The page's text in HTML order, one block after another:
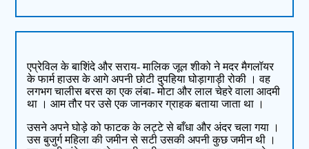
एप्रेविल के बाशिंदे और सराय- मालिक जूल शीको ने मदर मैगलॉयर
के फार्म हाउस के आगे अपनी छोटी दुपहिया घोड़ागाड़ी रोकी । वह
लगभग चालीस बरस का एक लंबा- मोटा और लाल चेहरे वाला आदमी
था । आम तौर पर उसे एक जानकार ग्राहक बताया जाता था ।
उसने अपने घोड़े को फाटक के लट्टे से बाँधा और अंदर चला गया ।
उस बुजुर्ग महिला की जमीन से सटी उसकी अपनी कुछ जमीन थी ।